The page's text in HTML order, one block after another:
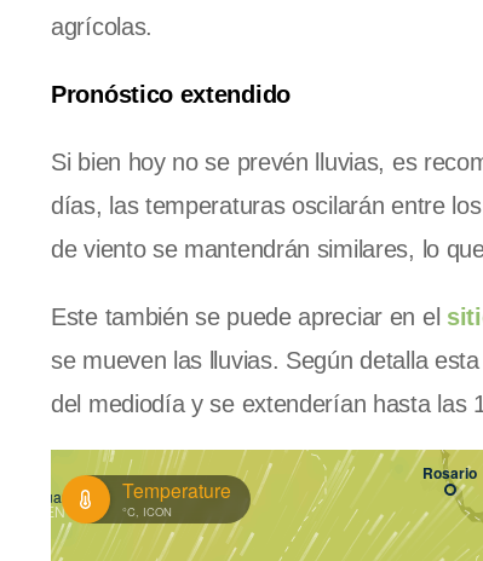
agrícolas.
Pronóstico extendido
Si bien hoy no se prevén lluvias, es
días, las temperaturas oscilarán entre
de viento se mantendrán similares, lo
Este también se puede apreciar en el
se mueven las lluvias. Según detalla
del mediodía y se extenderían hasta las